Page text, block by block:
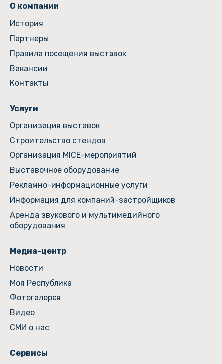
О компании
История
Партнеры
Правила посещения выставок
Вакансии
Контакты
Услуги
Организация выставок
Строительство стендов
Организация MICE-мероприятий
Выставочное оборудование
Рекламно-информационные услуги
Информация для компаний-застройщиков
Аренда звукового и мультимедийного
оборудования
Медиа-центр
Новости
Моя Республика
Фотогалерея
Видео
СМИ о нас
Сервисы